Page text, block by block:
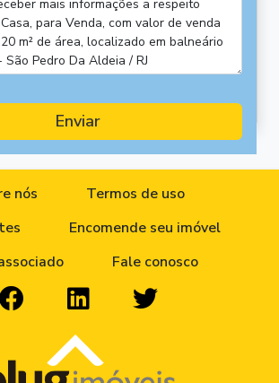
Enviar
nós
Termos de uso
Encomende seu imóvel
Fale conosco